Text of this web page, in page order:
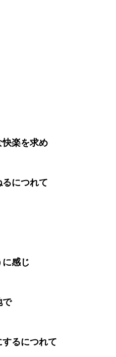
快楽を求め
につれて
感じ
で
るにつれて